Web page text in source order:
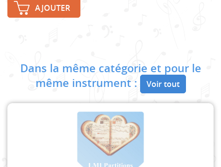
AJOUTER
Dans la même catégorie et pour le
même instrument :
Voir tout